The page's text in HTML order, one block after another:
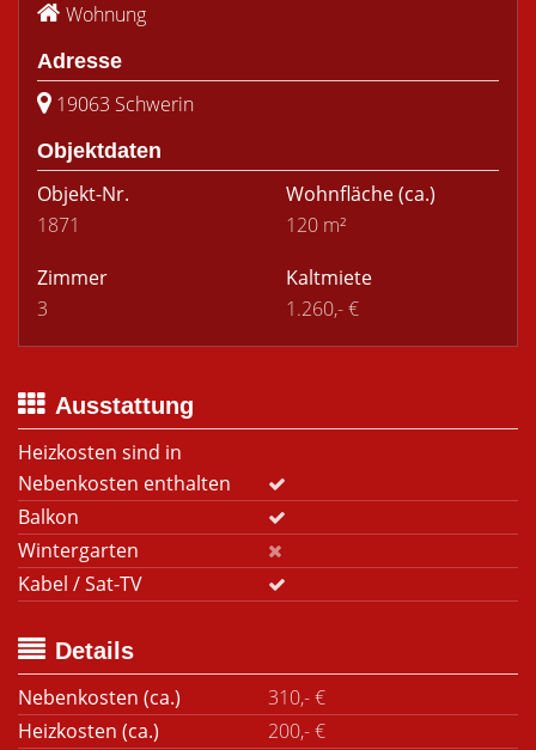
Wohnung
Adresse
19063 Schwerin
Objektdaten
Objekt-Nr.
1871
Wohnfläche(ca.)
120 m²
Zimmer
3
Kaltmiete
1.260,- €
Ausstattung
Heizkosten sind in
Nebenkosten enthalten
Balkon
Wintergarten
Kabel / Sat-TV
Details
Nebenkosten (ca.)
310,- €
Heizkosten (ca.)
200,- €